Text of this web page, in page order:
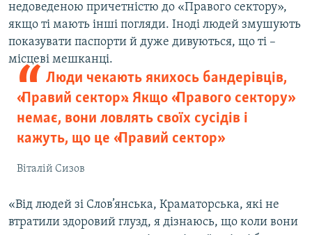
недоведеною причетністю до «Правого сектору»,
якщо ті мають інші погляди. Іноді людей змушують
показувати паспорти й дуже дивуються, що ті –
місцеві мешканці.
Люди чекають якихось бандерівців,
«Правий сектор». Якщо «Правого сектору»
немає, вони ловлять своїх сусідів і
кажуть, що це «Правий сектор»
Віталій Сизов
«Від людей зі Слов’янська, Краматорська, які не
втратили здоровий глузд, я дізнаюсь, що коли вони